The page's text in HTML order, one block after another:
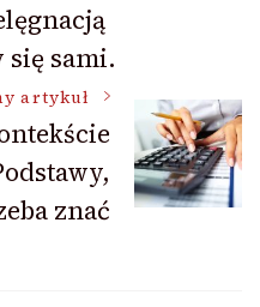
się sami.
artykuł
znać